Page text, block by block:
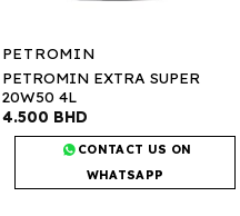
PETROMIN
PETROMIN EXTRA SUPER
20W50 4L
4.500 BHD
CONTACT US ON
WHATSAPP